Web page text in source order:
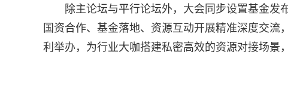
除主论坛与平行论坛外，大会同步设置基金
国资合作、基金落地、资源互动开展精准深度交
利举办，为行业大咖搭建私密高效的资源对接场景